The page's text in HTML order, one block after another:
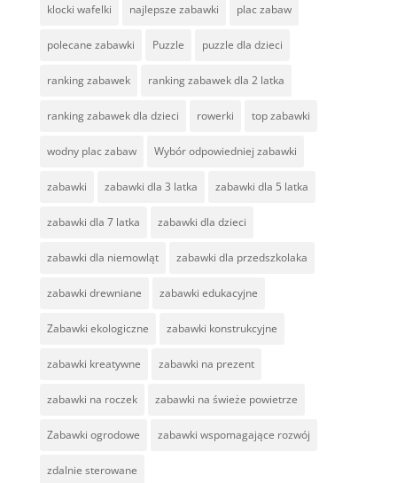
klocki wafelki najlepsze zabawki plac zabaw
polecane zabawki Puzzle puzzle dla dzieci
ranking zabawek ranking zabawek dla 2 latka
ranking zabawek dla dzieci rowerki top zabawki
wodny plac zabaw Wybór odpowiedniej zabawki
zabawki zabawki dla 3 latka zabawki dla 5 latka
zabawki dla 7 latka zabawki dla dzieci
zabawki dla niemowląt zabawki dla przedszkolaka
zabawki drewniane zabawki edukacyjne
Zabawki ekologiczne zabawki konstrukcyjne
zabawki kreatywne zabawki na prezent
zabawki na roczek zabawki na świeże powietrze
Zabawki ogrodowe zabawki wspomagające rozwój
zdalnie sterowane